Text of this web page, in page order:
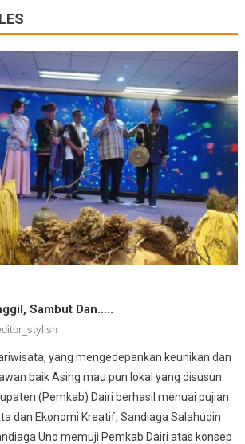
Sambut Dan…..
yang mengedepankan keunikan dan
baik Asing mau pun lokal yang disusun
(Pemkab) Dairi berhasil menuai pujian
dan Ekonomi Kreatif, Sandiaga Salahudin
Uno memuji Pemkab Dairi atas konsep